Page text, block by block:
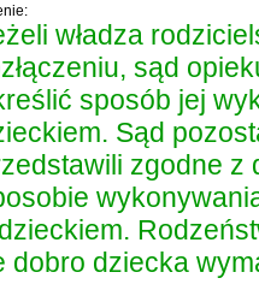
władza
sąd
sposób jej
Sąd
zgodne z
dobro dziecka